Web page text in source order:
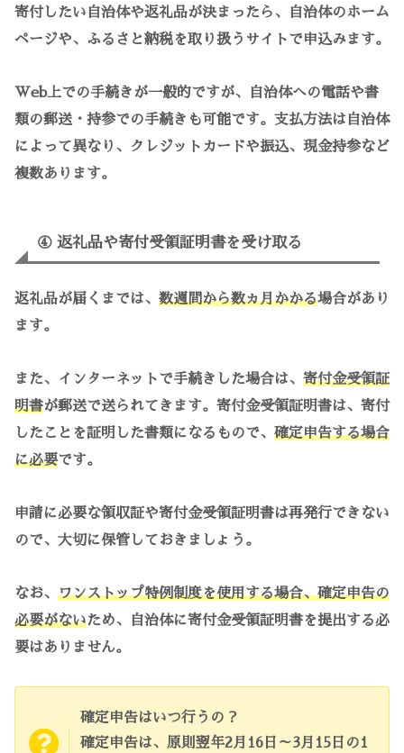
寄付したい自治体や返礼品が決まったら、自治体のホーム
ページや、ふるさと納税を取り扱うサイトで申込みます。
Web上での手続きが一般的ですが、自治体への電話や書
類の郵送・持参での手続きも可能です。支払方法は自治体
によって異なり、クレジットカードや振込、現金持参など
複数あります。
④ 返礼品や寄付受領証明書を受け取る
返礼品が届くまでは、 数週間から数ヵ月かかる場合があり
ます。
また、インターネットで手続きした場合は、 寄付金受領証
明書が郵送で送られてきます。寄付金受領証明書は、寄付
したことを証明した書類になるもので、 確定申告する場合
に必要です。
申請に必要な領収証や寄付金受領証明書は再発行できない
ので、大切に保管しておきましょう。
なお、 ワンストップ特例制度を使用する場合、確定申告の
必要がないため、自治体に寄付金受領証明書を提出する必
要はありません。
確定申告はいつ行うの？
確定申告は、原則翌年2月16日～3月15日の1